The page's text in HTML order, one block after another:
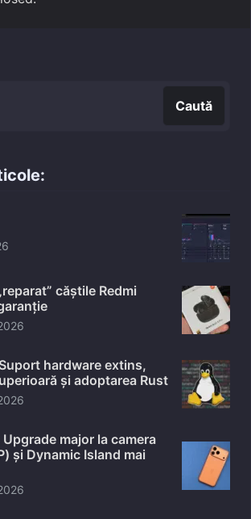
Caută
căștile Redmi
hardware extins,
și adoptarea Rust
Upgrade major la camera
și Dynamic Island mai